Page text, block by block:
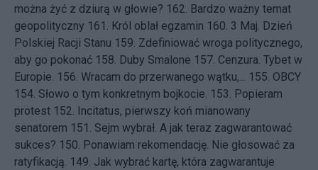
można żyć z dziurą w głowie? 162. Bardzo ważny temat
geopolityczny 161. Król oblał egzamin 160. 3 Maj. Dzień
Polskiej Racji Stanu 159. Zdefiniować wroga politycznego,
aby go pokonać 158. Duby Smalone 157. Cenzura. Tybet w
Europie. 156. Wracam do przerwanego wątku,... 155. OBCY
154. Słowo o tym konkretnym bojkocie. 153. Popieram
protest 152. Incitatus, pierwszy koń mianowany
senatorem 151. Sejm wybrał. A jak teraz zagwarantować
sukces? 150. Ponawiam rekomendację. Nie głosować za
ratyfikacją. 149. Jak wybrać kartę, która zagwarantuje